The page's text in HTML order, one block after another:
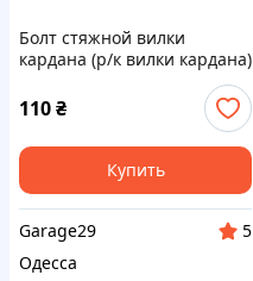
Болт стяжной вилки
кардана (р/к вилки кардана)
Оригинал
110₴
Купить
Garage29
5
Одесса